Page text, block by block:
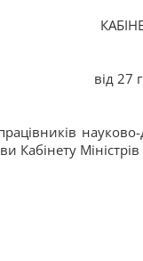
від 27
науково-
Кабінету